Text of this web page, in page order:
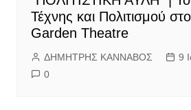
Τέχνης και Πολιτισμού
Garden Theatre
ΔΗΜΗΤΡΗΣ ΚΑΝΝΑΒΟΣ
9
0